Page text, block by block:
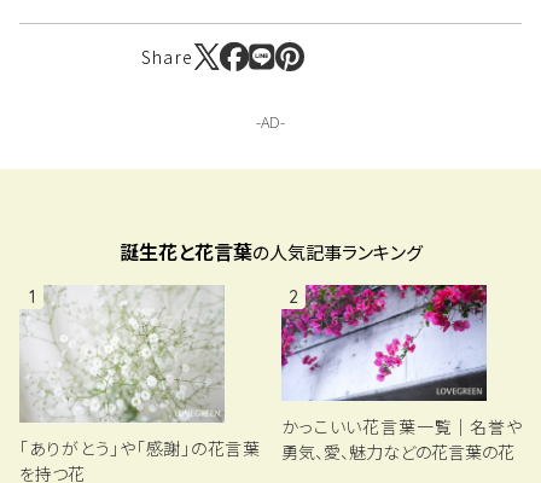
Share
誕生花と花言葉の人気記事ランキング
1
「ありがとう」や「感謝」の花言葉
を持つ花
2
かっこいい花言葉一覧｜名誉や
勇気、愛、魅力などの花言葉の花